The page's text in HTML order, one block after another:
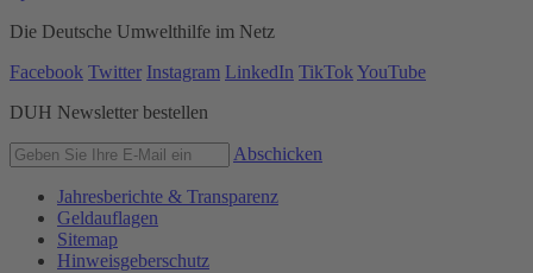
Die Deutsche Umwelthilfe im Netz
Facebook Twitter Instagram LinkedIn TikTok YouTube
DUH Newsletter bestellen
Abschicken
Jahresberichte & Transparenz
Geldauflagen
Sitemap
Hinweisgeberschutz